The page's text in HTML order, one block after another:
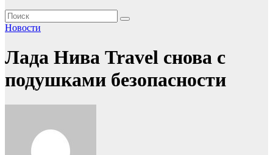
Новости
Лада Нива Travel снова с
подушками безопасности